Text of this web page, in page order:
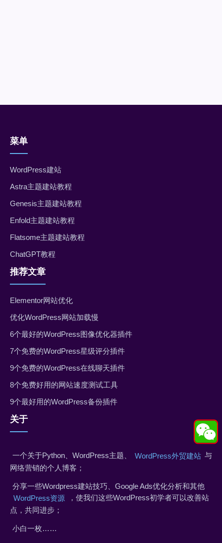
菜单
WordPress建站
Astra主题建站教程
Genesis主题建站教程
Enfold主题建站教程
Flatsome主题建站教程
ChatGPT教程
推荐文章
Elementor网站优化
优化WordPress网站加载慢
6个最好的WordPress图像优化器插件
7个免费的WordPress星级评分插件
9个免费的WordPress在线聊天插件
8个免费好用的网站速度测试工具
9个最好用的WordPress备份插件
关于
一个关于Python、WordPress主题、 WordPress外贸建站 与
网络营销的个人博客；
分享一些Wordpress建站技巧、Google Ads优化分析和其他
WordPress资源
，使我们这些WordPress初学者可以改善站
点，共同进步；
小白一枚……